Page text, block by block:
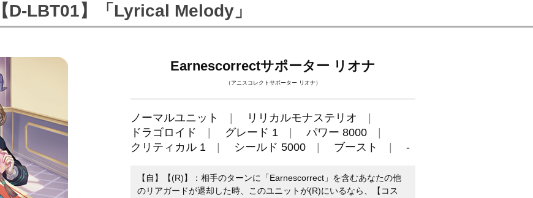
【D-LBT01】「Lyrical Melody」
Earnescorrectサポーター リオナ
（アニスコレクトサポーター リオナ）
ノーマルユニット
リリカルモナステリオ
ドラゴロイド
グレード 1
パワー 8000
クリティカル 1
シールド 5000 ブースト -
【自】【(R)】：相手のターンに「Earnescorrect」を含むあなたの他
のリアガードが退却した時、このユニットが(R)にいるなら、【コス